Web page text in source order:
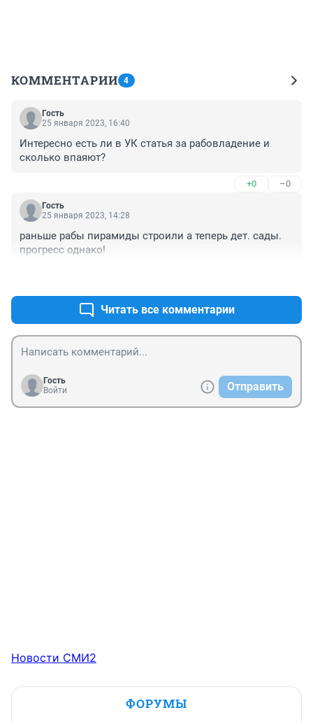
КОММЕНТАРИИ 4
Гость
25 января 2023, 16:40
Интересно есть ли в УК статья за рабовладение и
сколько впаяют?
+0 –0
Гость
25 января 2023, 14:28
раньше рабы пирамиды строили а теперь дет. сады.
прогресс однако!
Читать все комментарии
Гость
Войти
Отправить
Новости СМИ2
ФОРУМЫ